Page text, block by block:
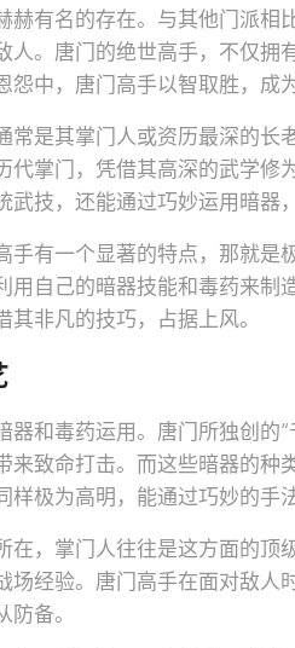
赫有名的存在。与其他门派相
人。唐门的绝世高手，不仅拥
中，唐门高手以智取胜，成
常是其掌门人或资历最深的长
代掌门，凭借其高深的武学修
技，还能通过巧妙运用暗器
手有一个显著的特点，那就是
用自己的暗器技能和毒药来制
非凡的技巧，占据上风。
器和毒药运用。唐门所独创的
来致命打击。而这些暗器的种
极为高明，能通过巧妙的手
在，掌门人往往是这方面的顶
场经验。唐门高手在面对敌人
备。